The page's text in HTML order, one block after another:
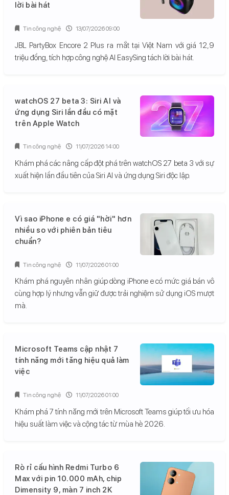
lời bài hát
JBL PartyBox Encore 2 Plus ra mắt tại Việt Nam với giá 12,9
triệu đồng, tích hợp công nghệ AI EasySing tách lời bài hát.
Tin công nghệ 13/07/2026 09:00
watchOS 27 beta 3: Siri AI và
ứng dụng Siri lần đầu có mặt
trên Apple Watch
Khám phá các nâng cấp đột phá trên watchOS 27 beta 3 với sự
xuất hiện lần đầu tiên của Siri AI và ứng dụng Siri độc lập.
Tin công nghệ 11/07/2026 14:00
Vì sao iPhone e có giá "hời" hơn
nhiều so với phiên bản tiêu
chuẩn?
Khám phá nguyên nhân giúp dòng iPhone e có mức giá bán vô
cùng hợp lý nhưng vẫn giữ được trải nghiệm sử dụng iOS mượt
mà.
Tin công nghệ 11/07/2026 01:00
Microsoft Teams cập nhật 7
tính năng mới tăng hiệu quả làm
việc
Khám phá 7 tính năng mới trên Microsoft Teams giúp tối ưu hóa
hiệu suất làm việc và cộng tác từ mùa hè 2026.
Tin công nghệ 11/07/2026 01:00
Rò rỉ cấu hình Redmi Turbo 6
Max với pin 10.000 mAh, chip
Dimensity 9, màn 7 inch 2K